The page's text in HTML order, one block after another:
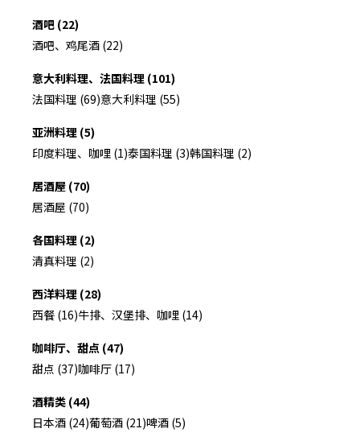
酒吧 (22)
酒吧、鸡尾酒 (22)
意大利料理、法国料理 (101)
法国料理 (69)意大利料理 (55)
亚洲料理 (5)
印度料理、咖哩 (1)泰国料理 (3)韩国料理 (2)
居酒屋 (70)
居酒屋 (70)
各国料理 (2)
清真料理 (2)
西洋料理 (28)
西餐 (16)牛排、汉堡排、咖哩 (14)
咖啡厅、甜点 (47)
甜点 (37)咖啡厅 (17)
酒精类 (44)
日本酒 (24)葡萄酒 (21)啤酒 (5)